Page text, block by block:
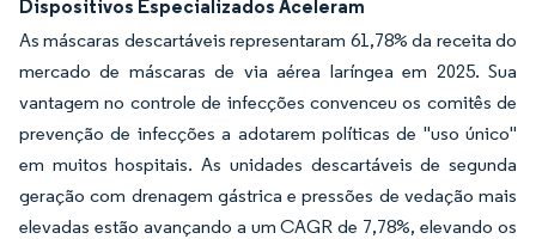
Dispositivos Especializados Aceleram
As máscaras descartáveis representaram 61,78% da receita do
mercado de máscaras de via aérea laríngea em 2025. Sua
vantagem no controle de infecções convenceu os comitês de
prevenção de infecções a adotarem políticas de "uso único"
em muitos hospitais. As unidades descartáveis de segunda
geração com drenagem gástrica e pressões de vedação mais
elevadas estão avançando a um CAGR de 7,78%, elevando os